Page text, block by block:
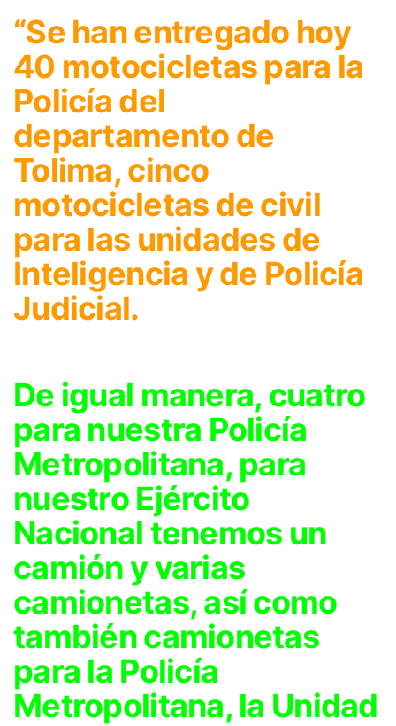
“Se han entregado hoy
40 motocicletas para la
Policía del
departamento de
Tolima, cinco
motocicletas de civil
para las unidades de
Inteligencia y de Policía
Judicial.
De igual manera, cuatro
para nuestra Policía
Metropolitana, para
nuestro Ejército
Nacional tenemos un
camión y varias
camionetas, así como
también camionetas
para la Policía
Metropolitana, la Unidad